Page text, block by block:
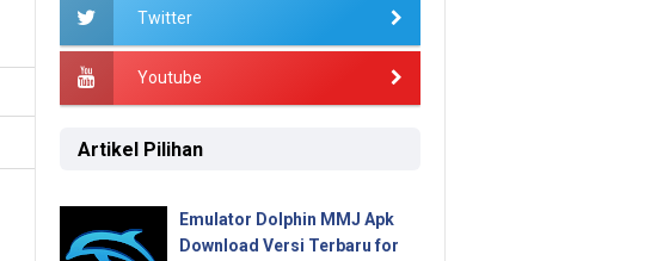
Twitter
Youtube
Artikel Pilihan
Emulator Dolphin MMJ Apk
Download Versi Terbaru for